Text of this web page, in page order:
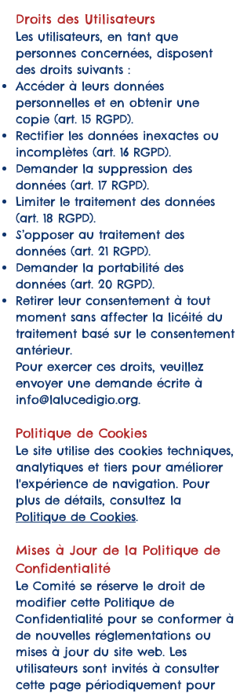
Droits des Utilisateurs
Les utilisateurs, en tant que
personnes concernées, disposent
des droits suivants :
Accéder à leurs données
personnelles et en obtenir une
copie (art. 15 RGPD).
Rectifier les données inexactes ou
incomplètes (art. 16 RGPD).
Demander la suppression des
données (art. 17 RGPD).
Limiter le traitement des données
(art. 18 RGPD).
S’opposer au traitement des
données (art. 21 RGPD).
Demander la portabilité des
données (art. 20 RGPD).
Retirer leur consentement à tout
moment sans affecter la licéité du
traitement basé sur le consentement
antérieur.
Pour exercer ces droits, veuillez
envoyer une demande écrite à
info@lalucedigio.org.
Politique de Cookies
Le site utilise des cookies techniques,
analytiques et tiers pour améliorer
l'expérience de navigation. Pour
plus de détails, consultez la
Politique de Cookies.
Mises à Jour de la Politique de
Confidentialité
Le Comité se réserve le droit de
modifier cette Politique de
Confidentialité pour se conformer à
de nouvelles réglementations ou
mises à jour du site web. Les
utilisateurs sont invités à consulter
cette page périodiquement pour